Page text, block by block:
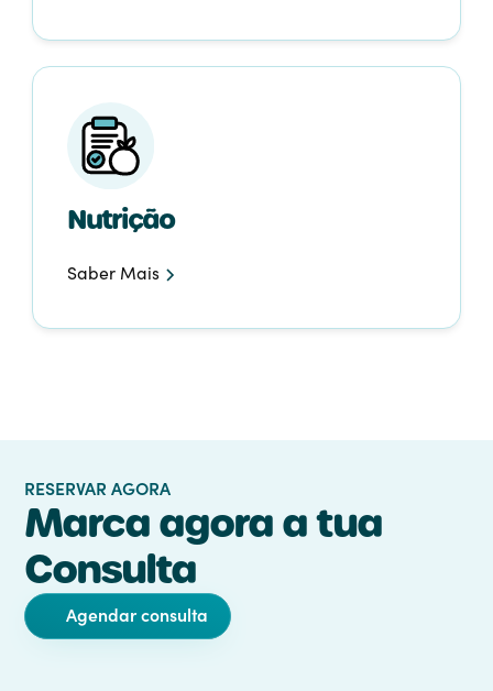
Nutrição
Saber Mais
RESERVAR AGORA
Marca agora a tua
Consulta
Agendar consulta